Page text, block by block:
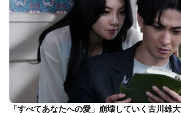
「すべてあなたへの愛」崩壊していく古川雄大